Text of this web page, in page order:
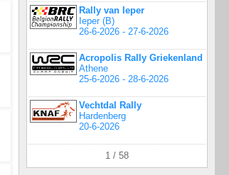
Rally van Ieper
Ieper (B)
26-6-2026 - 27-6-2026
Acropolis Rally Griekenland
Athene
25-6-2026 - 28-6-2026
Vechtdal Rally
Hardenberg
20-6-2026
1 / 58